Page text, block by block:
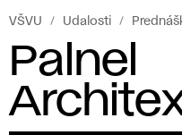
VŠVU Udalosti
Palnel